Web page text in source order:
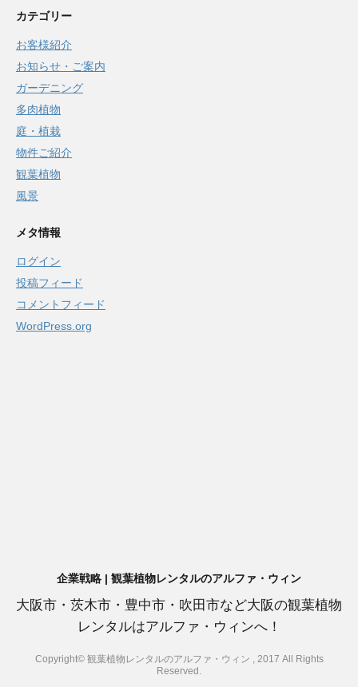
カテゴリー
お客様紹介
お知らせ・ご案内
ガーデニング
多肉植物
庭・植栽
物件ご紹介
観葉植物
風景
メタ情報
ログイン
投稿フィード
コメントフィード
WordPress.org
企業戦略 | 観葉植物レンタルのアルファ・ウィン
大阪市・茨木市・豊中市・吹田市など大阪の観葉植物
レンタルはアルファ・ウィンへ！
Copyright© 観葉植物レンタルのアルファ・ウィン , 2017 All Rights
Reserved.